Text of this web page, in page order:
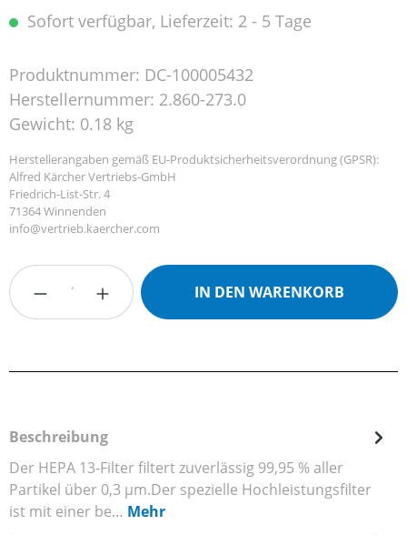
Sofort verfügbar, Lieferzeit: 2 - 5 Tage
Produktnummer: DC-100005432
Herstellernummer: 2.860-273.0
Gewicht: 0.18 kg
Herstellerangaben gemäß EU-Produktsicherheitsverordnung (GPSR):
Alfred Kärcher Vertriebs-GmbH
Friedrich-List-Str. 4
71364 Winnenden
info@vertrieb.kaercher.com
Produkt Anzahl: Gib den gewünschten
IN DEN WARENKORB
Beschreibung
Der HEPA 13-Filter filtert zuverlässig 99,95 % aller
Partikel über 0,3 µm.Der spezielle Hochleistungsfilter
ist mit einer be… Mehr